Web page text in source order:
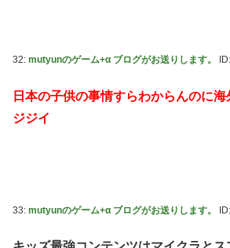
32: mutyunのゲーム+α ブログがお送りします。
日本の子供の事情すらわからんのに
ジジイ
33: mutyunのゲーム+α ブログがお送りします。